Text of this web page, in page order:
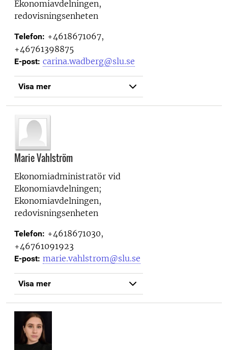
Ekonomiavdelningen,
redovisningsenheten
Telefon: +4618671067,
+46761398875
E-post: carina.wadberg@slu.se
Visa mer
Marie Vahlström
Ekonomiadministratör vid
Ekonomiavdelningen;
Ekonomiavdelningen,
redovisningsenheten
Telefon: +4618671030,
+46761091923
E-post: marie.vahlstrom@slu.se
Visa mer